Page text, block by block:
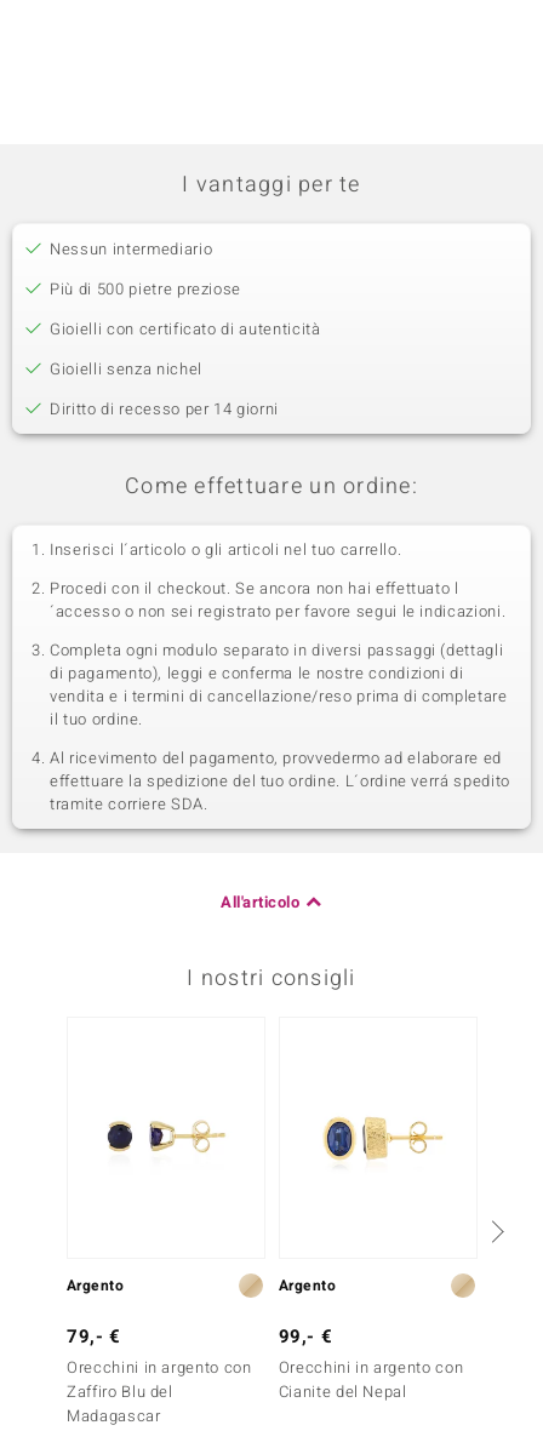
I vantaggi per te
Nessun intermediario
Più di 500 pietre preziose
Gioielli con certificato di autenticità
Gioielli senza nichel
Diritto di recesso per 14 giorni
Come effettuare un ordine:
Inserisci l´articolo o gli articoli nel tuo carrello.
Procedi con il checkout. Se ancora non hai effettuato l
´accesso o non sei registrato per favore segui le indicazioni.
Completa ogni modulo separato in diversi passaggi (dettagli
di pagamento), leggi e conferma le nostre condizioni di
vendita e i termini di cancellazione/reso prima di completare
il tuo ordine.
Al ricevimento del pagamento, provvedermo ad elaborare ed
effettuare la spedizione del tuo ordine. L´ordine verrá spedito
tramite corriere SDA.
All'articolo
I nostri consigli
Argento
79,- €
Orecchini in argento con
Zaffiro Blu del
Madagascar
Argento
99,- €
Orecchini in argento con
Cianite del Nepal